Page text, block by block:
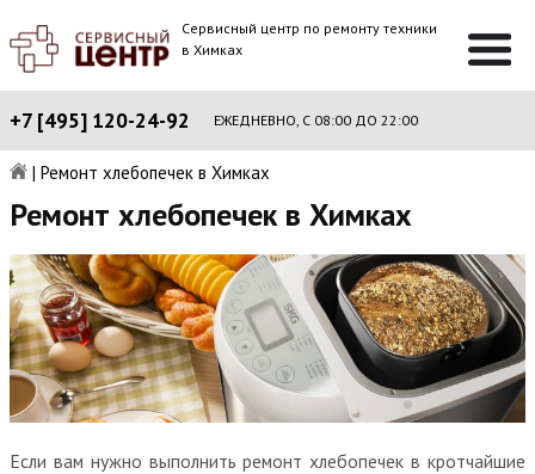
Сервисный центр по ремонту техники
в Химках
+7 [495] 120-24-92 ЕЖЕДНЕВНО, С 08:00 ДО 22:00
| Ремонт хлебопечек в Химках
Ремонт хлебопечек в Химках
Если вам нужно выполнить ремонт хлебопечек в кротчайшие